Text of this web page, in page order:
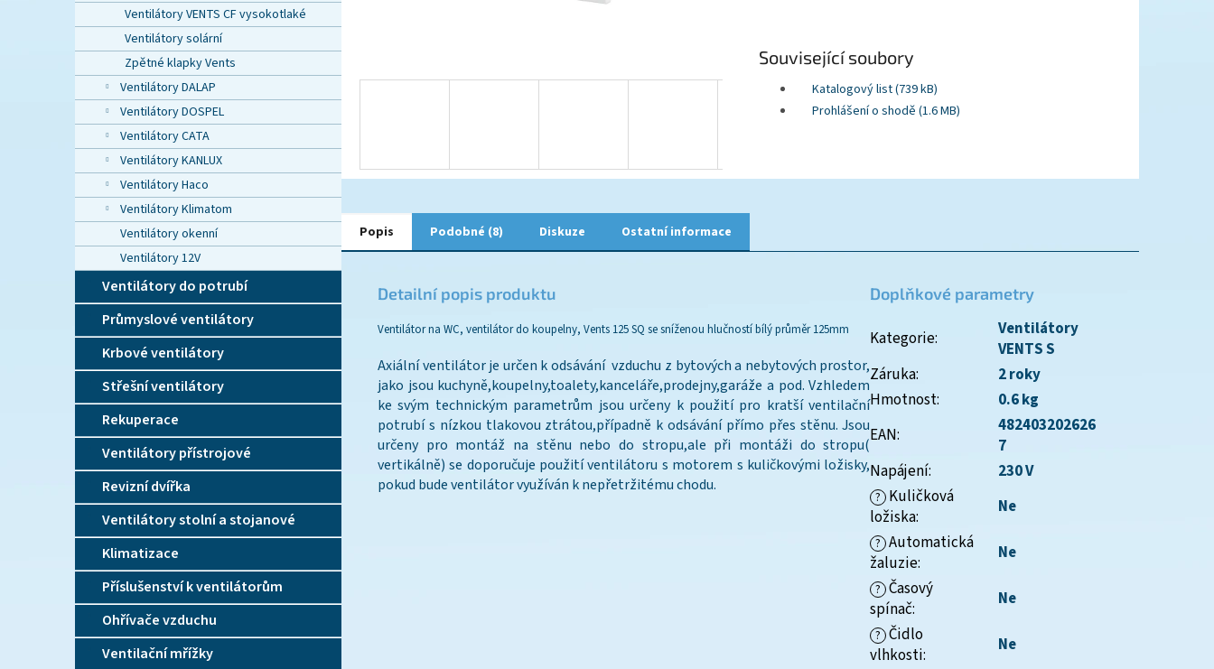
Ventilátory VENTS CF vysokotlaké
Ventilátory solární
Zpětné klapky Vents
Ventilátory DALAP
Ventilátory DOSPEL
Ventilátory CATA
Ventilátory KANLUX
Ventilátory Haco
Ventilátory Klimatom
Ventilátory okenní
Ventilátory 12V
Ventilátory do potrubí
Průmyslové ventilátory
Krbové ventilátory
Střešní ventilátory
Rekuperace
Ventilátory přístrojové
Revizní dvířka
Ventilátory stolní a stojanové
Klimatizace
Příslušenství k ventilátorům
Ohřívače vzduchu
Ventilační mřížky
Související soubory
Katalogový list (739 kB)
Prohlášení o shodě (1.6 MB)
Popis Podobné (8) Diskuze Ostatní informace
Detailní popis produktu
Ventilátor na WC, ventilátor do koupelny, Vents 125 SQ se sníženou hlučností bílý průměr 125mm
Axiální ventilátor je určen k odsávání vzduchu z bytových a nebytových prostor,
jako jsou kuchyně,koupelny,toalety,kanceláře,prodejny,garáže a pod. Vzhledem
ke svým technickým parametrům jsou určeny k použití pro kratší ventilační
potrubí s nízkou tlakovou ztrátou,případně k odsávání přímo přes stěnu. Jsou
určeny pro montáž na stěnu nebo do stropu,ale při montáži do stropu(
vertikálně) se doporučuje použití ventilátoru s motorem s kuličkovými ložisky,
pokud bude ventilátor využíván k nepřetržitému chodu.
Doplňkové parametry
Kategorie:
Ventilátory
VENTS S
Záruka:
2 roky
Hmotnost:
0.6 kg
EAN:
482403202626
7
Napájení: 230 V
? Kuličková
ložiska: Ne
? Automatická
žaluzie: Ne
? Časový
spínač: Ne
? Čidlo
vlhkosti: Ne